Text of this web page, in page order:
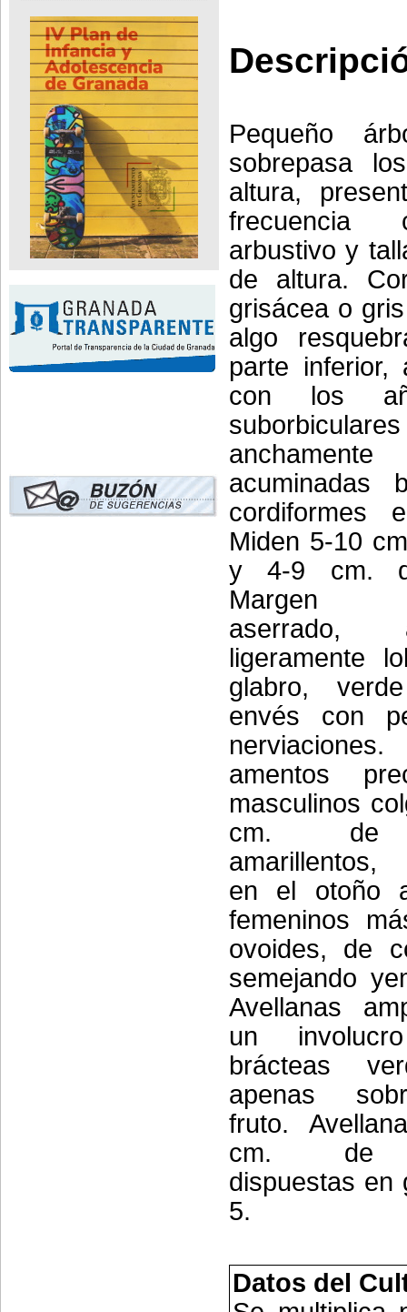
Pequeño
sobrepasa
altura,
frecuencia
arbustivo y
de altura.
grisácea o
algo
parte inferior,
con los
acuminadas
cordiformes
Miden 5-10
y 4-9 cm.
Margen
ligeramente
glabro,
envés con
amentos
masculinos
cm. de
amarillentos,
en el otoño
femeninos
ovoides, de
semejando
Avellanas
un
brácteas
apenas
fruto.
cm. de
dispuestas en
5.
Datos del